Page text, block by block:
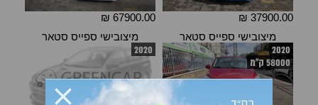
37900.00 ₪
67900.00 ₪
מיצובישי ספייס סטאר
2020
58000 ק"מ
מיצובישי ספייס סטאר
2020